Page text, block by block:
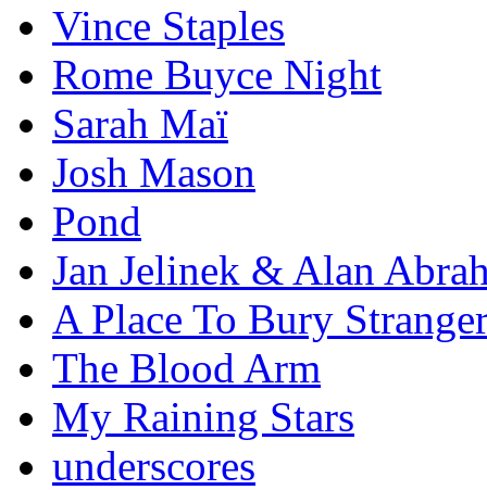
Vince Staples
Rome Buyce Night
Sarah Maï
Josh Mason
Pond
Jan Jelinek & Alan
A Place To Bury
The Blood Arm
My Raining Stars
underscores